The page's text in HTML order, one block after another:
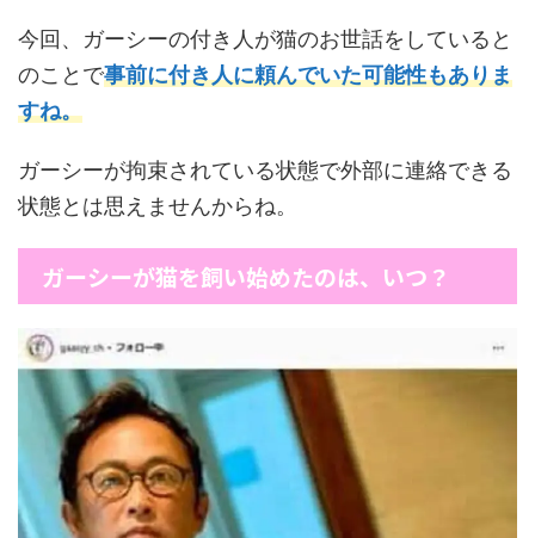
今回、ガーシーの付き人が猫のお世話をしていると
のことで事前に付き人に頼んでいた可能性もありま
すね。
ガーシーが拘束されている状態で外部に連絡できる
状態とは思えませんからね。
ガーシーが猫を飼い始めたのは、いつ？